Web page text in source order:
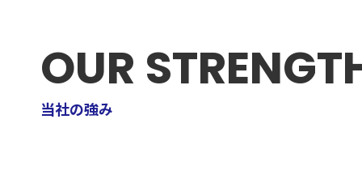
OUR
当社の強み